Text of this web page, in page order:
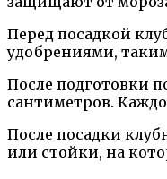
Перед посадкой
удобрениями,
После подготовки
сантиметров.
После посадки
или стойки, на